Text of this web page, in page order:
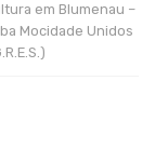
em Blumenau –
Mocidade Unidos